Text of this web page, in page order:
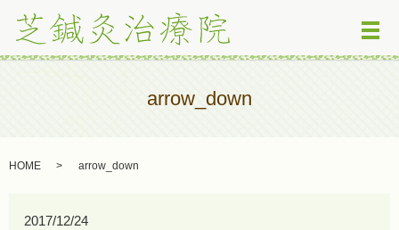
メ
arrow_down
HOME arrow_down
2017/12/24